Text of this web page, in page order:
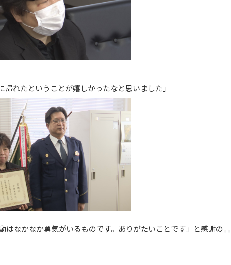
帰れたということが嬉しかったなと思いました」
はなかなか勇気がいるものです。ありがたいことです」と感謝の言